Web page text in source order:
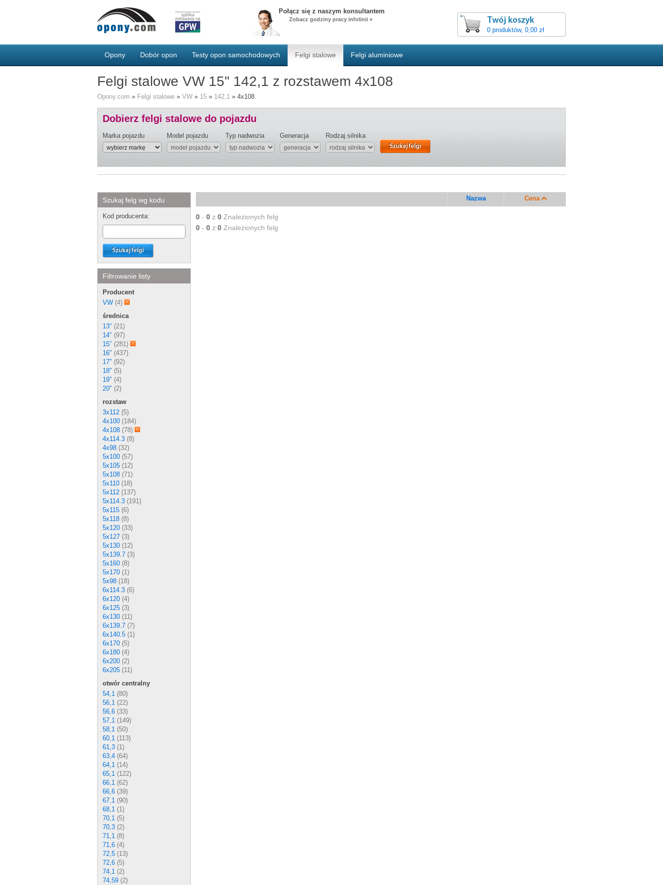
Połącz się z naszym konsultantem
Zobacz godziny pracy infolinii »
0 produktów, 0,00 zł
Opony Dobór opon Testy opon samochodowych Felgi stalowe Felgi aluminiowe
Felgi stalowe VW 15'' 142,1 z rozstawem 4x108
Opony.com » Felgi stalowe » VW » 15 » 142,1 » 4x108
Dobierz felgi stalowe do pojazdu
Marka pojazdu Model pojazdu Typ nadwozia Generacja Rodzaj silnika
Szukaj felg wg kodu
Kod producenta:
Filtrowanie listy
Producent
VW (4)
średnica
13″ (21)
14″ (97)
15″ (281)
16″ (437)
17″ (92)
18″ (5)
19″ (4)
20″ (2)
rozstaw
3x112 (5)
4x100 (184)
4x108 (78)
4x114.3 (8)
4x98 (32)
5x100 (57)
5x105 (12)
5x108 (71)
5x110 (18)
5x112 (137)
5x114.3 (191)
5x115 (6)
5x118 (8)
5x120 (33)
5x127 (3)
5x130 (12)
5x139.7 (3)
5x160 (8)
5x170 (1)
5x98 (18)
6x114.3 (6)
6x120 (4)
6x125 (3)
6x130 (11)
6x139.7 (7)
6x140.5 (1)
6x170 (5)
6x180 (4)
6x200 (2)
6x205 (11)
otwór centralny
54,1 (80)
56,1 (22)
56,6 (33)
57,1 (149)
58,1 (50)
60,1 (113)
61,3 (1)
63,4 (64)
64,1 (14)
65,1 (122)
66,1 (62)
66,6 (39)
67,1 (90)
68,1 (1)
70,1 (5)
70,3 (2)
71,1 (8)
71,6 (4)
72,5 (13)
72,6 (5)
74,1 (2)
74,59 (2)
Cena
Nazwa
0 - 0 z 0 Znalezionych felg
0 - 0 z 0 Znalezionych felg